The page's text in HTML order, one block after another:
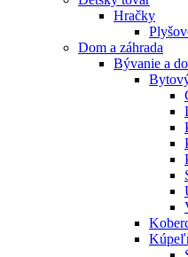
Hračky
Dom a záhrada
Bývanie a